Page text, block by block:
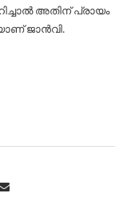
അതിന് പ്രായം
ജാൻവി.